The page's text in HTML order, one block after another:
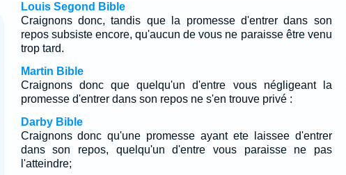
Louis Segond Bible
Craignons donc, tandis que la promesse d'entrer dans son
repos subsiste encore, qu'aucun de vous ne paraisse être venu
trop tard.
Martin Bible
Craignons donc que quelqu'un d'entre vous négligeant la
promesse d'entrer dans son repos ne s'en trouve privé :
Darby Bible
Craignons donc qu'une promesse ayant ete laissee d'entrer
dans son repos, quelqu'un d'entre vous paraisse ne pas
l'atteindre;